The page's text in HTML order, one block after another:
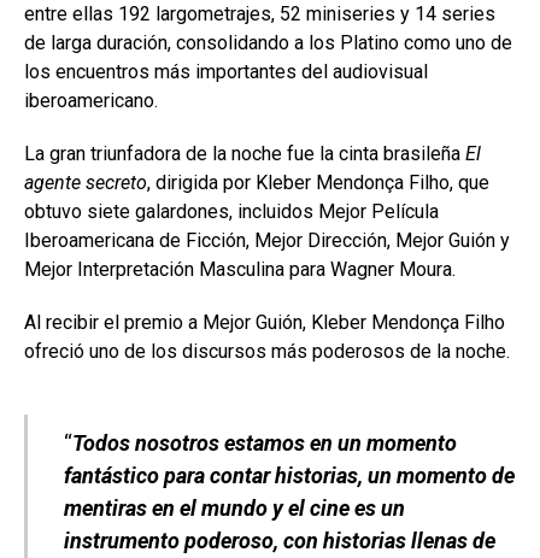
entre ellas 192 largometrajes, 52 miniseries y 14 series
de larga duración, consolidando a los Platino como uno de
los encuentros más importantes del audiovisual
iberoamericano.
La gran triunfadora de la noche fue la cinta brasileña El
agente secreto, dirigida por Kleber Mendonça Filho, que
obtuvo siete galardones, incluidos Mejor Película
Iberoamericana de Ficción, Mejor Dirección, Mejor Guión y
Mejor Interpretación Masculina para Wagner Moura.
Al recibir el premio a Mejor Guión, Kleber Mendonça Filho
ofreció uno de los discursos más poderosos de la noche.
“Todos nosotros estamos en un momento
fantástico para contar historias, un momento de
mentiras en el mundo y el cine es un
instrumento poderoso, con historias llenas de